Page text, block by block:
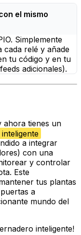
el mismo
Simplemente
cada relé y añade
tu código y en tu
adicionales).
ahora tienes un
a integrar
con una
y controlar
Este
tus plantas
a
mundo del
inteligente!